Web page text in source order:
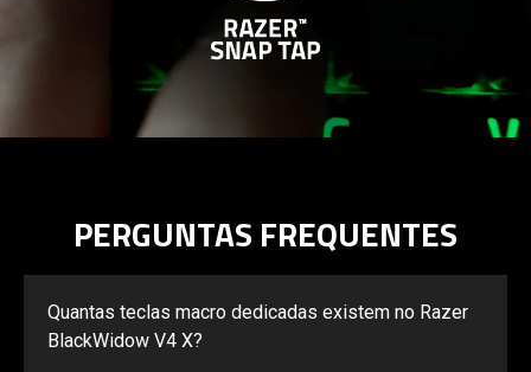
PERGUNTAS FREQUENTES
Quantas teclas macro dedicadas existem no Razer
BlackWidow V4 X?